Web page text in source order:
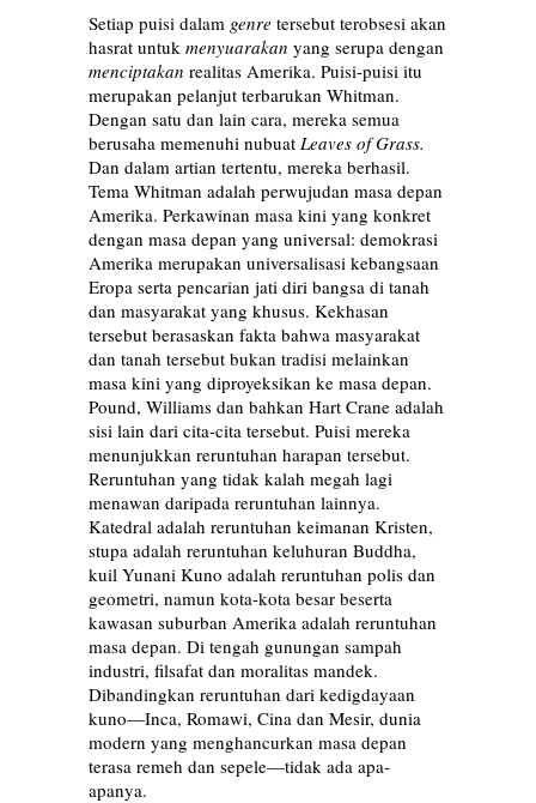
Setiap puisi dalam genre tersebut terobsesi akan
hasrat untuk menyuarakan yang serupa dengan
menciptakan realitas Amerika. Puisi-puisi itu
merupakan pelanjut terbarukan Whitman.
Dengan satu dan lain cara, mereka semua
berusaha memenuhi nubuat Leaves of Grass.
Dan dalam artian tertentu, mereka berhasil.
Tema Whitman adalah perwujudan masa depan
Amerika. Perkawinan masa kini yang konkret
dengan masa depan yang universal: demokrasi
Amerika merupakan universalisasi kebangsaan
Eropa serta pencarian jati diri bangsa di tanah
dan masyarakat yang khusus. Kekhasan
tersebut berasaskan fakta bahwa masyarakat
dan tanah tersebut bukan tradisi melainkan
masa kini yang diproyeksikan ke masa depan.
Pound, Williams dan bahkan Hart Crane adalah
sisi lain dari cita-cita tersebut. Puisi mereka
menunjukkan reruntuhan harapan tersebut.
Reruntuhan yang tidak kalah megah lagi
menawan daripada reruntuhan lainnya.
Katedral adalah reruntuhan keimanan Kristen,
stupa adalah reruntuhan keluhuran Buddha,
kuil Yunani Kuno adalah reruntuhan polis dan
geometri, namun kota-kota besar beserta
kawasan suburban Amerika adalah reruntuhan
masa depan. Di tengah gunungan sampah
industri, filsafat dan moralitas mandek.
Dibandingkan reruntuhan dari kedigdayaan
kuno—Inca, Romawi, Cina dan Mesir, dunia
modern yang menghancurkan masa depan
terasa remeh dan sepele—tidak ada apa-
apanya.